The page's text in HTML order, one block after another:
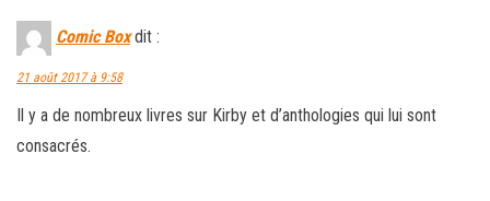
Comic Box dit :
21 août 2017 à 9:58
Il y a de nombreux livres sur Kirby et d’anthologies qui lui sont
consacrés.